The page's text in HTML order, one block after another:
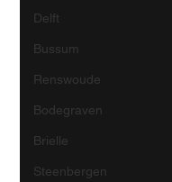
Delft
Bussum
Renswoude
Bodegraven
Brielle
Steenbergen